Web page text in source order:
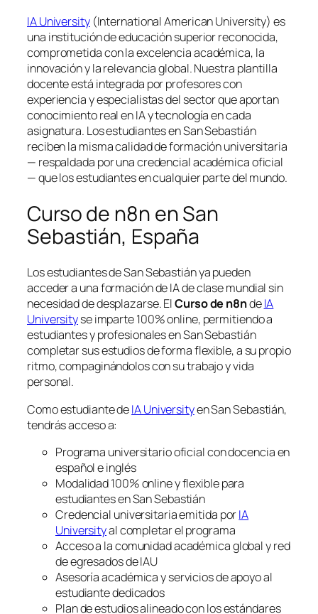
IA University(International American University) es
una institución de educación superior reconocida,
comprometida con la excelencia académica, la
innovación y la relevancia global. Nuestra plantilla
docente está integrada por profesores con
experiencia y especialistas del sector que aportan
conocimiento real en IA y tecnología en cada
asignatura. Los estudiantes en San Sebastián
reciben la misma calidad de formación universitaria
— respaldada por una credencial académica oficial
— que los estudiantes en cualquier parte del mundo.
Curso de n8n en San
Sebastián, España
Los estudiantes de San Sebastián ya pueden
acceder a una formación de IA de clase mundial sin
necesidad de desplazarse. ElCurso de n8ndeIA
Universityse imparte 100% online, permitiendo a
estudiantes y profesionales en San Sebastián
completar sus estudios de forma flexible, a su propio
ritmo, compaginándolos con su trabajo y vida
personal.
Como estudiante deIA Universityen San Sebastián,
tendrás acceso a:
Programa universitario oficial con docencia en
español e inglés
Modalidad 100% online y flexible para
estudiantes en San Sebastián
Credencial universitaria emitida porIA
Universityal completar el programa
Acceso a la comunidad académica global y red
de egresados de IAU
Asesoría académica y servicios de apoyo al
estudiante dedicados
Plan de estudios alineado con los estándares